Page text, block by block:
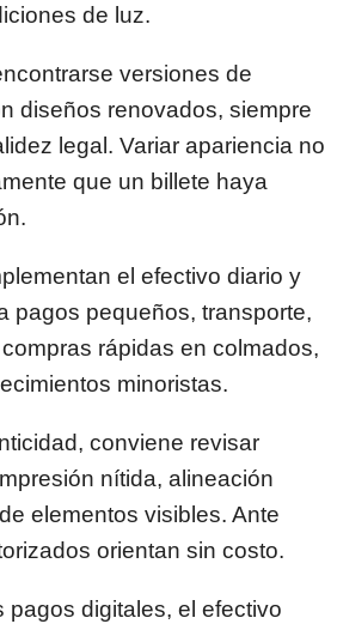
de luz.
versiones de
diseños renovados, siempre
legal. Variar apariencia no
que un billete haya
el efectivo diario y
pagos pequeños, transporte,
rápidas en colmados,
minoristas.
conviene revisar
nítida, alineación
elementos visibles. Ante
orientan sin costo.
pagos digitales, el efectivo